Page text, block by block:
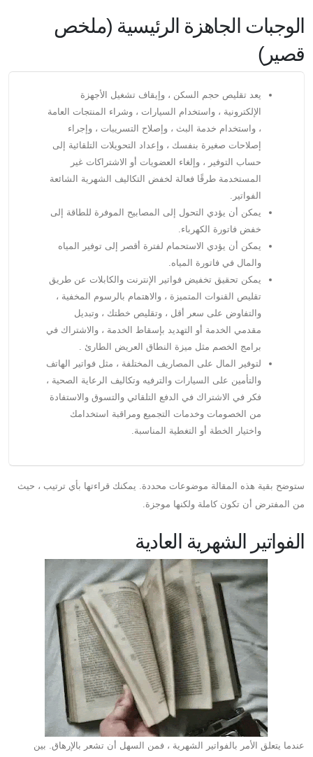
الوجبات الجاهزة الرئيسية (ملخص
قصير)
يعد تقليص حجم السكن ، وإيقاف تشغيل الأجهزة
الإلكترونية ، واستخدام السيارات ، وشراء المنتجات العامة
، واستخدام خدمة البث ، وإصلاح التسريبات ، وإجراء
إصلاحات صغيرة بنفسك ، وإعداد التحويلات التلقائية إلى
حساب التوفير ، وإلغاء العضويات أو الاشتراكات غير
المستخدمة طرقًا فعالة لخفض التكاليف الشهرية الشائعة
الفواتير.
يمكن أن يؤدي التحول إلى المصابيح الموفرة للطاقة إلى
خفض فاتورة الكهرباء.
يمكن أن يؤدي الاستحمام لفترة أقصر إلى توفير المياه
والمال في فاتورة المياه.
يمكن تحقيق تخفيض فواتير الإنترنت والكابلات عن طريق
تقليص القنوات المتميزة ، والاهتمام بالرسوم المخفية ،
والتفاوض على سعر أقل ، وتقليص خطتك ، وتبديل
مقدمي الخدمة أو التهديد بإسقاط الخدمة ، والاشتراك في
برامج الخصم مثل ميزة النطاق العريض الطارئ .
لتوفير المال على المصاريف المختلفة ، مثل فواتير الهاتف
والتأمين على السيارات والترفيه وتكاليف الرعاية الصحية ،
فكر في الاشتراك في الدفع التلقائي والتسوق والاستفادة
من الخصومات وخدمات التجميع ومراقبة استخدامك
واختيار الخطة أو التغطية المناسبة.
ستوضح بقية هذه المقالة موضوعات محددة. يمكنك قراءتها بأي ترتيب ، حيث
من المفترض أن تكون كاملة ولكنها موجزة.
الفواتير الشهرية العادية
عندما يتعلق الأمر بالفواتير الشهرية ، فمن السهل أن تشعر بالإرهاق. بين